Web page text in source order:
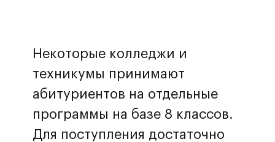
Некоторые колледжи и
техникумы принимают
абитуриентов на отдельные
программы на базе 8 классов.
Для поступления достаточно